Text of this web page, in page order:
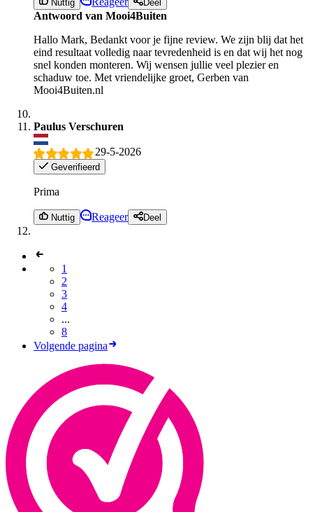
Nuttig Deel
Antwoord van Mooi4Buiten
Hallo Mark, Bedankt voor je fijne review. We zijn blij dat het
eind resultaat volledig naar tevredenheid is en dat wij het nog
snel konden monteren. Wij wensen jullie veel plezier en
schaduw toe. Met vriendelijke groet, Gerben van
Mooi4Buiten.nl
Paulus Verschuren
29-5-2026
Geverifieerd
Prima
Nuttig Reageer Deel
1
2
3
4
...
8
Volgende pagina